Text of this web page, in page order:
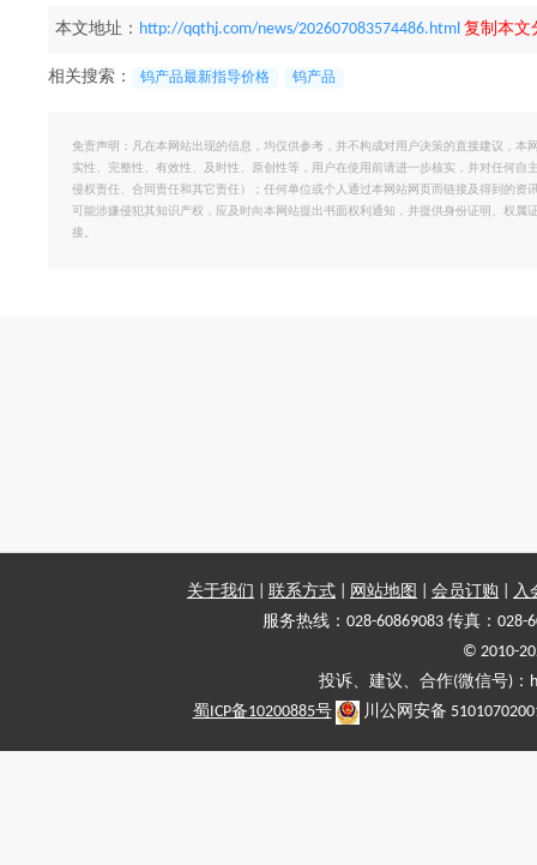
本文地址： http://qqthj.com/news/202607083574486.html 复制本文
相关搜索： 钨产品最新指导价格 钨产品
免责声明：凡在本网站出现的信息，均仅供参考，并不构成对用户决策的直接建议，
实性、完整性、有效性、及时性、原创性等，用户在使用前请进一步核实，并对任何
侵权责任、合同责任和其它责任）；任何单位或个人通过本网站网页而链接及得到的
可能涉嫌侵犯其知识产权，应及时向本网站提出书面权利通知，并提供身份证明、权
接。
关于我们 联系方式 网站地图 会员订购
入
服务热线：028-60869083 传真：028-
© 2010-
投诉、建议、合作(微信号)
蜀ICP备10200885号
川公网安备